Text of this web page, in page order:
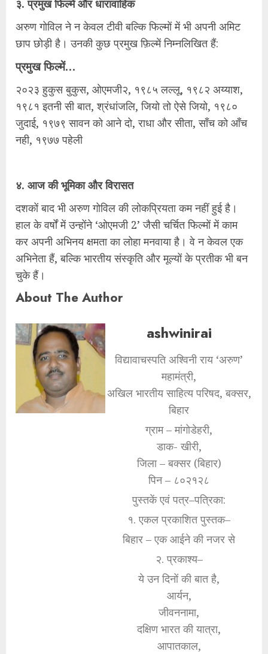
​३. प्रमुख फिल्में और धारावाहिक
​अरुण गोविल ने न केवल टीवी बल्कि फिल्मों में भी अपनी अमिट
छाप छोड़ी है। उनकी कुछ प्रमुख फ़िल्में निम्नलिखित हैं:
प्रमुख फिल्में…
२०२३ हुकुस बुकुस, ओएमजी२, १९८५ लल्लू, १९८२ अय्याश,
१९८१ इतनी सी बात, श्रंधांजलि, जियो तो ऐसे जियो, १९८०
जुदाई, १९७९ सावन को आने दो, राधा और सीता, साँच को आँच
नही, १९७७ पहेली
४. आज की भूमिका और विरासत
दशकों बाद भी अरुण गोविल की लोकप्रियता कम नहीं हुई है।
हाल के वर्षों में उन्होंने ‘ओएमजी 2’ जैसी चर्चित फिल्मों में काम
कर अपनी अभिनय क्षमता का लोहा मनवाया है। वे न केवल एक
अभिनेता हैं, बल्कि भारतीय संस्कृति और मूल्यों के प्रतीक भी बन
चुके हैं।
About The Author
ashwinirai
विद्यावाचस्पति अश्विनी राय ‘अरुण’
महामंत्री,
अखिल भारतीय साहित्य परिषद, बक्सर,
बिहार
ग्राम – मांगोडेहरी,
डाक- खीरी,
जिला – बक्सर (बिहार)
पिन – ८०२१२८
पुस्तकें एवं पत्र–पत्रिका:
१. एकल प्रकाशित पुस्तक–
बिहार – एक आईने की नजर से
२. प्रकाश्य–
ये उन दिनों की बात है,
आर्यन,
जीवननामा,
दक्षिण भारत की यात्रा,
आपातकाल,